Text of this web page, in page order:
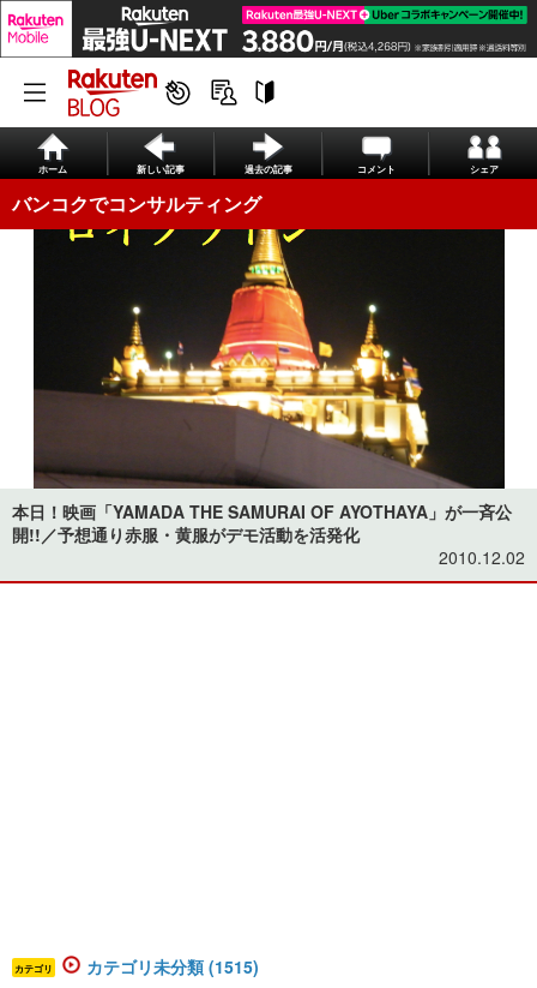
ホーム 新しい記事 過去の記事 コメント シェア
バンコクでコンサルティング
本日！映画「YAMADA THE SAMURAI OF AYOTHAYA」が一斉公
開!!／予想通り赤服・黄服がデモ活動を活発化
2010.12.02
カテゴリ カテゴリ未分類 (1515)